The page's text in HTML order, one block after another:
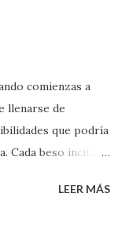
comienzas a
llenarse de
que podría
Cada beso incita
El problema es
LEER MÁS